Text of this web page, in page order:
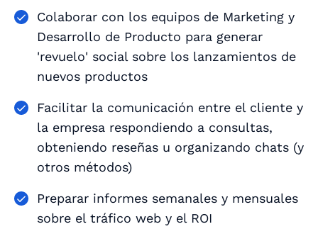
Colaborar con los equipos de Marketing y
Desarrollo de Producto para generar
'revuelo' social sobre los lanzamientos de
nuevos productos
Facilitar la comunicación entre el cliente y
la empresa respondiendo a consultas,
obteniendo reseñas u organizando chats (y
otros métodos)
Preparar informes semanales y mensuales
sobre el tráfico web y el ROI